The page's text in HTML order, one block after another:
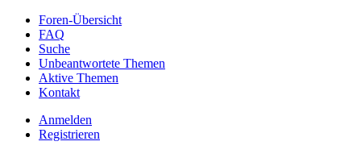
Foren-Übersicht
FAQ
Suche
Unbeantwortete Themen
Aktive Themen
Kontakt
Anmelden
Registrieren